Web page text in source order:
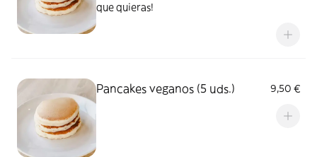
que quieras!
Pancakes veganos (5 uds.) 9,50 €